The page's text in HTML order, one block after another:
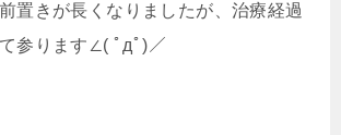
置きが長くなりましたが、治療経過
参ります∠( ﾟдﾟ)／